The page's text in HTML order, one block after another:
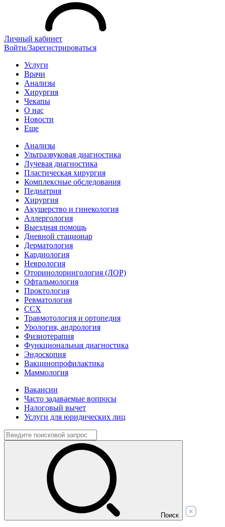
Личный кабинет
Войти/Зарегистрироваться
Услуги
Врачи
Анализы
Хирургия
Чекапы
О нас
Новости
Еще
Анализы
Ультразвуковая диагностика
Лучевая диагностика
Пластическая хирургия
Комплексные обследования
Педиатрия
Хирургия
Акушерство и гинекология
Аллергология
Выездная помощь
Дневной стационар
Дерматология
Кардиология
Неврология
Оторинолорингология (ЛОР)
Офтальмология
Проктология
Ревматология
ССХ
Травмотология и ортопедия
Урология, андрология
Физиотерапия
Функциональная диагностика
Эндоскопия
Вакцинопрофилактика
Маммология
Вакансии
Часто задаваемые вопросы
Налоговый вычет
Услуги для юридических лиц
Поиск